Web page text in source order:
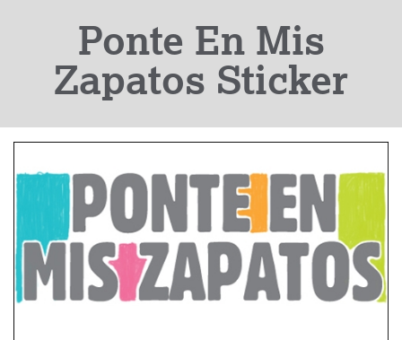
Ponte En Mis
Zapatos Sticker